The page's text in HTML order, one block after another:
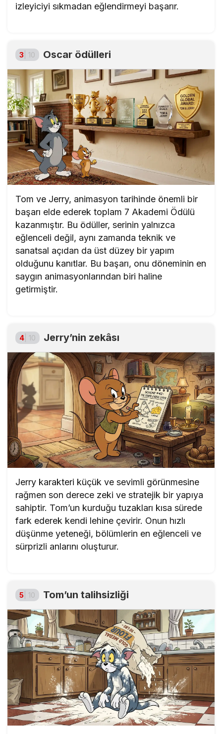
izleyiciyi sıkmadan eğlendirmeyi başarır.
3 | 10 Oscar ödülleri
Tom ve Jerry, animasyon tarihinde önemli bir
başarı elde ederek toplam 7 Akademi Ödülü
kazanmıştır. Bu ödüller, serinin yalnızca
eğlenceli değil, aynı zamanda teknik ve
sanatsal açıdan da üst düzey bir yapım
olduğunu kanıtlar. Bu başarı, onu döneminin en
saygın animasyonlarından biri haline
getirmiştir.
4 | 10 Jerry’nin zekâsı
Jerry karakteri küçük ve sevimli görünmesine
rağmen son derece zeki ve stratejik bir yapıya
sahiptir. Tom’un kurduğu tuzakları kısa sürede
fark ederek kendi lehine çevirir. Onun hızlı
düşünme yeteneği, bölümlerin en eğlenceli ve
sürprizli anlarını oluşturur.
5 | 10 Tom’un talihsizliği